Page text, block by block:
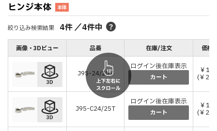
ヒンジ本体 本体
絞り込み検索結果 4件／4件中
画像・3Dビュー 品番 在庫/注文 価格(
J95-24/25T
ログイン後在庫表示
カート
￥
(￥
J95-C24/25T
ログイン後在庫表示
カート
￥
(￥